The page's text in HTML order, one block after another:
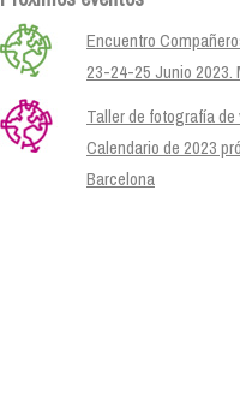
Encuentro
23-24-25 Junio 2023.
Taller de fotografía de
Calendario de 2023
Barcelona